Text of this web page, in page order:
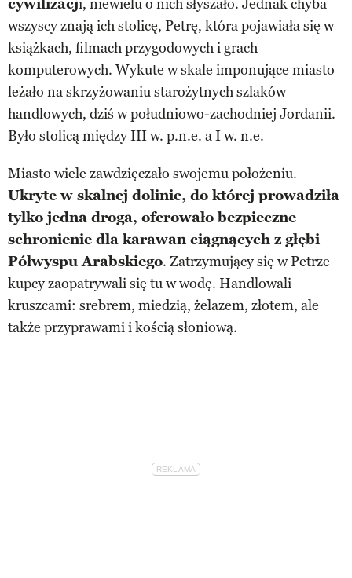
cywilizacji, niewielu o nich słyszało. Jednak chyba
wszyscy znają ich stolicę, Petrę, która pojawiała się w
książkach, filmach przygodowych i grach
komputerowych. Wykute w skale imponujące miasto
leżało na skrzyżowaniu starożytnych szlaków
handlowych, dziś w południowo-zachodniej Jordanii.
Było stolicą między III w. p.n.e. a I w. n.e.
Miasto wiele zawdzięczało swojemu położeniu.
Ukryte w skalnej dolinie, do której prowadziła
tylko jedna droga, oferowało bezpieczne
schronienie dla karawan ciągnących z głębi
Półwyspu Arabskiego. Zatrzymujący się w Petrze
kupcy zaopatrywali się tu w wodę. Handlowali
kruszcami: srebrem, miedzią, żelazem, złotem, ale
także przyprawami i kością słoniową.